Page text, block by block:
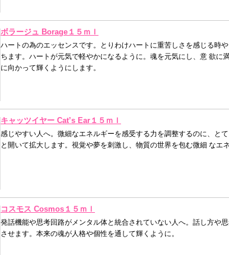
ボラージュ Borage１５ｍｌ
ハートの為のエッセンスです。とりわけハートに重苦しさを感じる時
ちます。ハートが元気で軽やかになるように。魂を元気にし、意 欲に
に向かって輝くようにします。
キャッツイヤー Cat’s Ear１５ｍｌ
感じやすい人へ。微細なエネルギーを感受する力を調整するのに、と
と開いて拡大します。視覚や夢を刺激し、物質の世界を包む微細 なエ
コスモス Cosmos１５ｍｌ
発話機能や思考回路がメンタル体と統合されていない人へ。話し方や
させます。本来の魂が人格や個性を通して輝くように。